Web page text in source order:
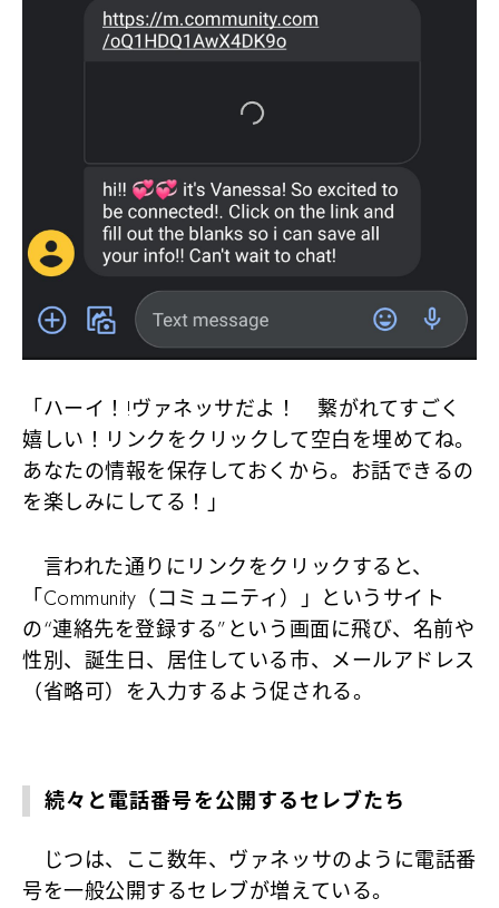
「ハーイ！!ヴァネッサだよ！ 繋がれてすごく
嬉しい！リンクをクリックして空白を埋めてね。
あなたの情報を保存しておくから。お話できるの
を楽しみにしてる！」
言われた通りにリンクをクリックすると、
「Community（コミュニティ）」というサイト
の“連絡先を登録する”という画面に飛び、名前や
性別、誕生日、居住している市、メールアドレス
（省略可）を入力するよう促される。
続々と電話番号を公開するセレブたち
じつは、ここ数年、ヴァネッサのように電話番
号を一般公開するセレブが増えている。